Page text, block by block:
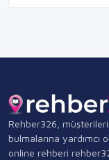
Rehber326,
bulmalarına yardımcı
online rehberi